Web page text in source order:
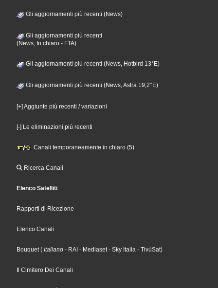
Gli aggiornamenti più recenti (News)
Gli aggiornamenti più recenti
(News, In chiaro - FTA)
Gli aggiornamenti più recenti (News, Hotbird 13°E)
Gli aggiornamenti più recenti (News, Astra 19,2°E)
[+] Aggiunte più recenti / variazioni
[-] Le eliminazioni più recenti
Canali temporaneamente in chiaro (5)
Ricerca Canali
Elenco Satelliti
Rapporti di Ricezione
Elenco Canali
Bouquet( Italiano - RAI - Mediaset- Sky Italia - TivùSat)
Il Cimitero Dei Canali